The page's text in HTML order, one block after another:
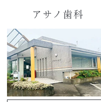
アサノ歯科